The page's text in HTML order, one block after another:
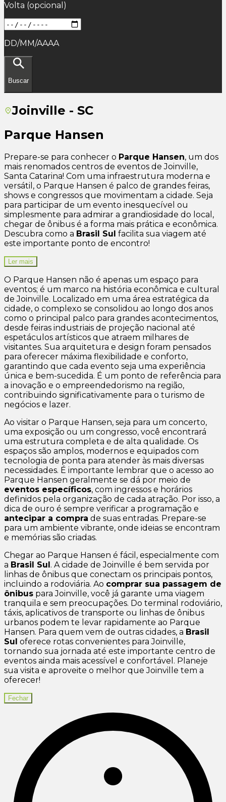
Volta (opcional)
DD/MM/AAAA
Buscar
Joinville - SC
Parque Hansen
Prepare-se para conhecer o Parque Hansen, um dos
mais renomados centros de eventos de Joinville,
Santa Catarina! Com uma infraestrutura moderna e
versátil, o Parque Hansen é palco de grandes feiras,
shows e congressos que movimentam a cidade. Seja
para participar de um evento inesquecível ou
simplesmente para admirar a grandiosidade do local,
chegar de ônibus é a forma mais prática e econômica.
Descubra como a Brasil Sul facilita sua viagem até
este importante ponto de encontro!
Ler mais
O Parque Hansen não é apenas um espaço para
eventos; é um marco na história econômica e cultural
de Joinville. Localizado em uma área estratégica da
cidade, o complexo se consolidou ao longo dos anos
como o principal palco para grandes acontecimentos,
desde feiras industriais de projeção nacional até
espetáculos artísticos que atraem milhares de
visitantes. Sua arquitetura e design foram pensados
para oferecer máxima flexibilidade e conforto,
garantindo que cada evento seja uma experiência
única e bem-sucedida. É um ponto de referência para
a inovação e o empreendedorismo na região,
contribuindo significativamente para o turismo de
negócios e lazer.
Ao visitar o Parque Hansen, seja para um concerto,
uma exposição ou um congresso, você encontrará
uma estrutura completa e de alta qualidade. Os
espaços são amplos, modernos e equipados com
tecnologia de ponta para atender às mais diversas
necessidades. É importante lembrar que o acesso ao
Parque Hansen geralmente se dá por meio de
eventos específicos, com ingressos e horários
definidos pela organização de cada atração. Por isso, a
dica de ouro é sempre verificar a programação e
antecipar a compra de suas entradas. Prepare-se
para um ambiente vibrante, onde ideias se encontram
e memórias são criadas.
Chegar ao Parque Hansen é fácil, especialmente com
a Brasil Sul . A cidade de Joinville é bem servida por
linhas de ônibus que conectam os principais pontos,
incluindo a rodoviária. Ao comprar sua passagem de
ônibus para Joinville, você já garante uma viagem
tranquila e sem preocupações. Do terminal rodoviário,
táxis, aplicativos de transporte ou linhas de ônibus
urbanos podem te levar rapidamente ao Parque
Hansen. Para quem vem de outras cidades, a Brasil
Sul oferece rotas convenientes para Joinville,
tornando sua jornada até este importante centro de
eventos ainda mais acessível e confortável. Planeje
sua visita e aproveite o melhor que Joinville tem a
oferecer!
Fechar